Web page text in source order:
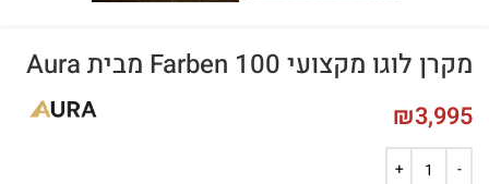
מקרן לוגו מקצועי Farben 100 מבית Aura
₪3,995